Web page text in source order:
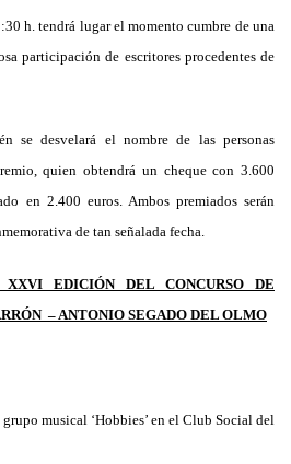
h. tendrá lugar el momento cumbre de una
participación de escritores procedentes de
se desvelará el nombre de las personas
quien obtendrá un cheque con 3.600
en 2.400 euros. Ambos premiados serán
de tan señalada fecha.
EDICIÓN DEL CONCURSO DE
– ANTONIO SEGADO DEL OLMO
musical ‘Hobbies’ en el Club Social del